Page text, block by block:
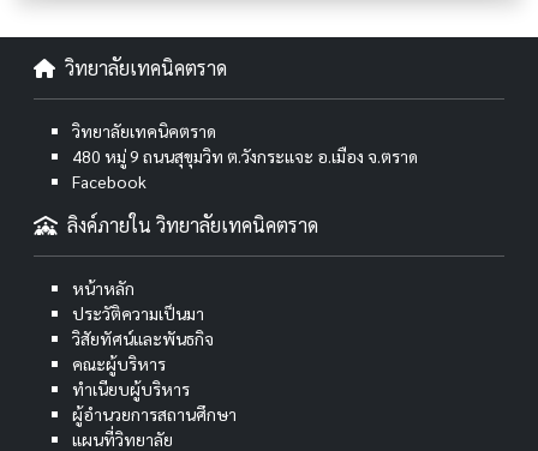
วิทยาลัยเทคนิคตราด
วิทยาลัยเทคนิคตราด
480 หมู่ 9 ถนนสุขุมวิท ต.วังกระแจะ อ.เมือง จ.ตราด
Facebook
ลิงค์ภายใน วิทยาลัยเทคนิคตราด
หน้าหลัก
ประวัติความเป็นมา
วิสัยทัศน์และพันธกิจ
คณะผู้บริหาร
ทำเนียบผู้บริหาร
ผู้อำนวยการสถานศึกษา
แผนที่วิทยาลัย